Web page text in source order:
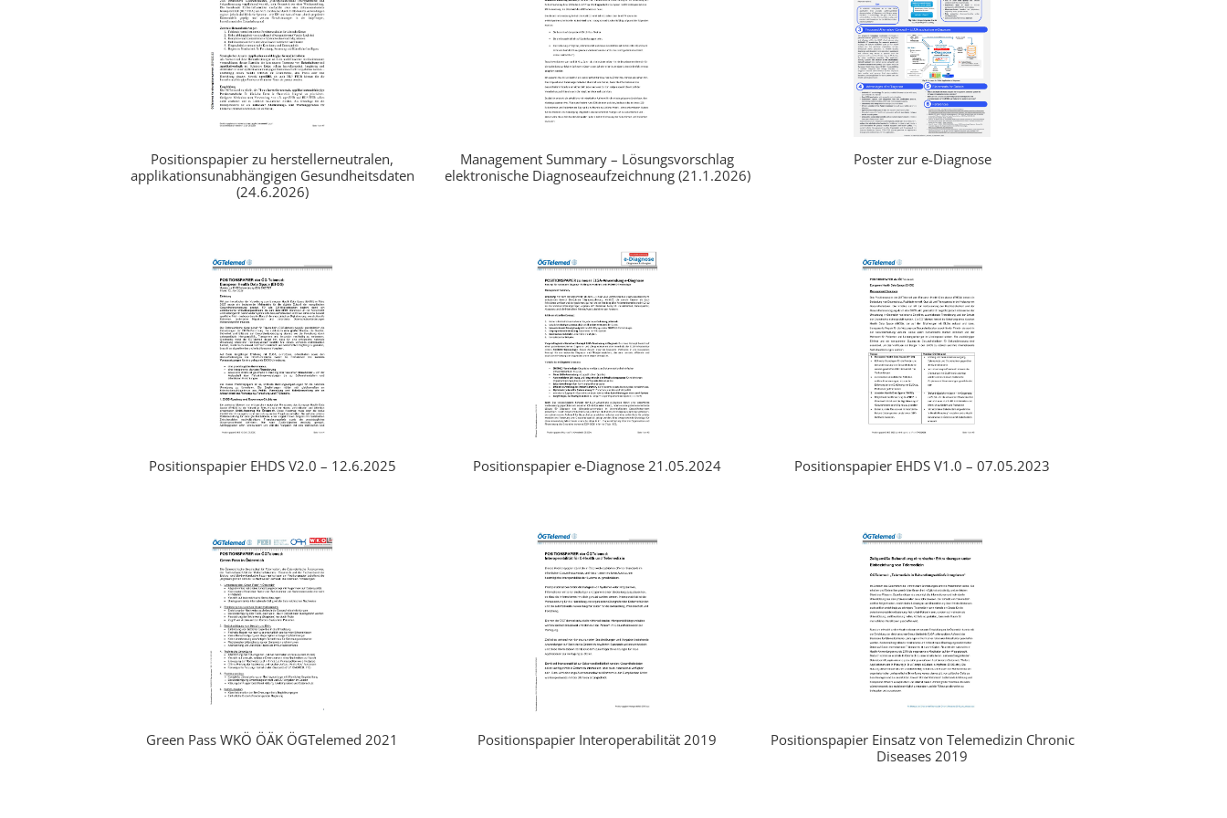
Positionspapier zu herstellerneutralen,
applikationsunabhängigen Gesundheitsdaten
(24.6.2026)
Management Summary – Lösungsvorschlag
elektronische Diagnoseaufzeichnung (21.1.2026)
Poster zur e-Diagnose
Positionspapier EHDS V2.0 – 12.6.2025 Positionspapier e-Diagnose 21.05.2024 Positionspapier EHDS V1.0 – 07.05.2023
Green Pass WKÖ ÖÄK ÖGTelemed 2021 Positionspapier Interoperabilität 2019
Positionspapier Einsatz von Telemedizin Chronic
Diseases 2019